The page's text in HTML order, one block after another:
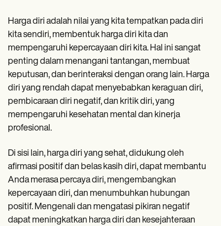
Harga diri adalah nilai yang kita tempatkan pada diri
kita sendiri, membentuk harga diri kita dan
mempengaruhi kepercayaan diri kita. Hal ini sangat
penting dalam menangani tantangan, membuat
keputusan, dan berinteraksi dengan orang lain. Harga
diri yang rendah dapat menyebabkan keraguan diri,
pembicaraan diri negatif, dan kritik diri, yang
mempengaruhi kesehatan mental dan kinerja
profesional.
Di sisi lain, harga diri yang sehat, didukung oleh
afirmasi positif dan belas kasih diri, dapat membantu
Anda merasa percaya diri, mengembangkan
kepercayaan diri, dan menumbuhkan hubungan
positif. Mengenali dan mengatasi pikiran negatif
dapat meningkatkan harga diri dan kesejahteraan